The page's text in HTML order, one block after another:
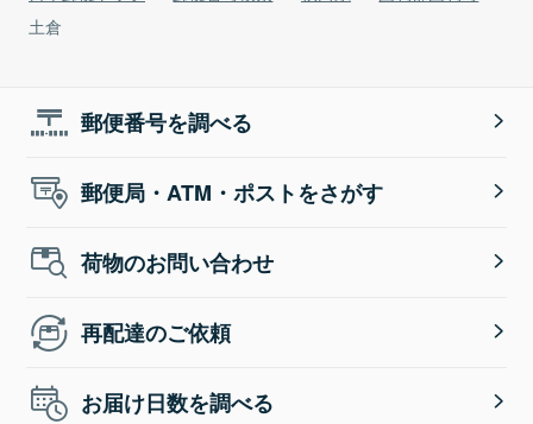
土倉
郵便番号を調べる
郵便局・ATM・ポストをさがす
荷物のお問い合わせ
再配達のご依頼
お届け日数を調べる